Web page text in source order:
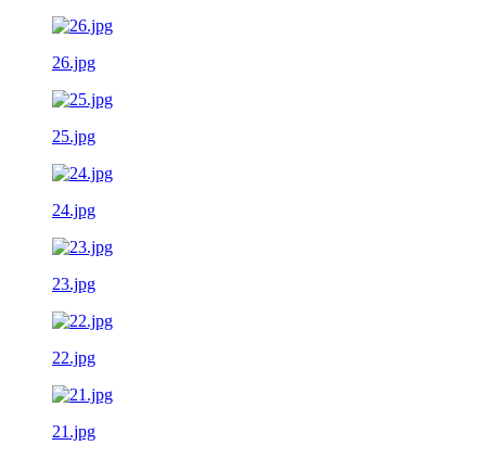
26.jpg
25.jpg
24.jpg
23.jpg
22.jpg
21.jpg